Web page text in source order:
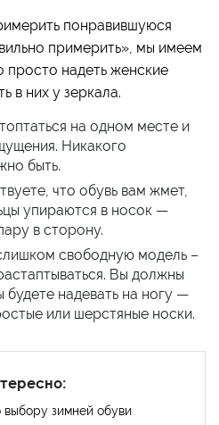
понравившуюся
примерить», мы имеем
просто надеть женские
в них у зеркала.
на одном месте и
Никакого
быть.
что обувь вам жмет,
упираются в носок —
в сторону.
свободную модель –
Вы должны
будете надевать на ногу —
или шерстяные носки.
зимней обуви